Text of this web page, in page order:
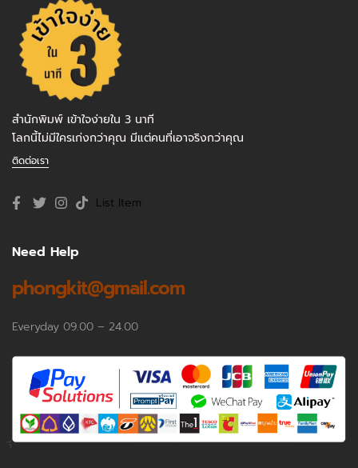
สำนักพิมพ์ เข้าใจง่ายใน 3 นาที
โลกนี้ไม่มีใครเก่งกว่าคุณ มีแต่คนที่เอาจริงกว่าคุณ
ติดต่อเรา
List Item
Need Help
phongkit@gmail.com
Everyday 09.00 – 24.00